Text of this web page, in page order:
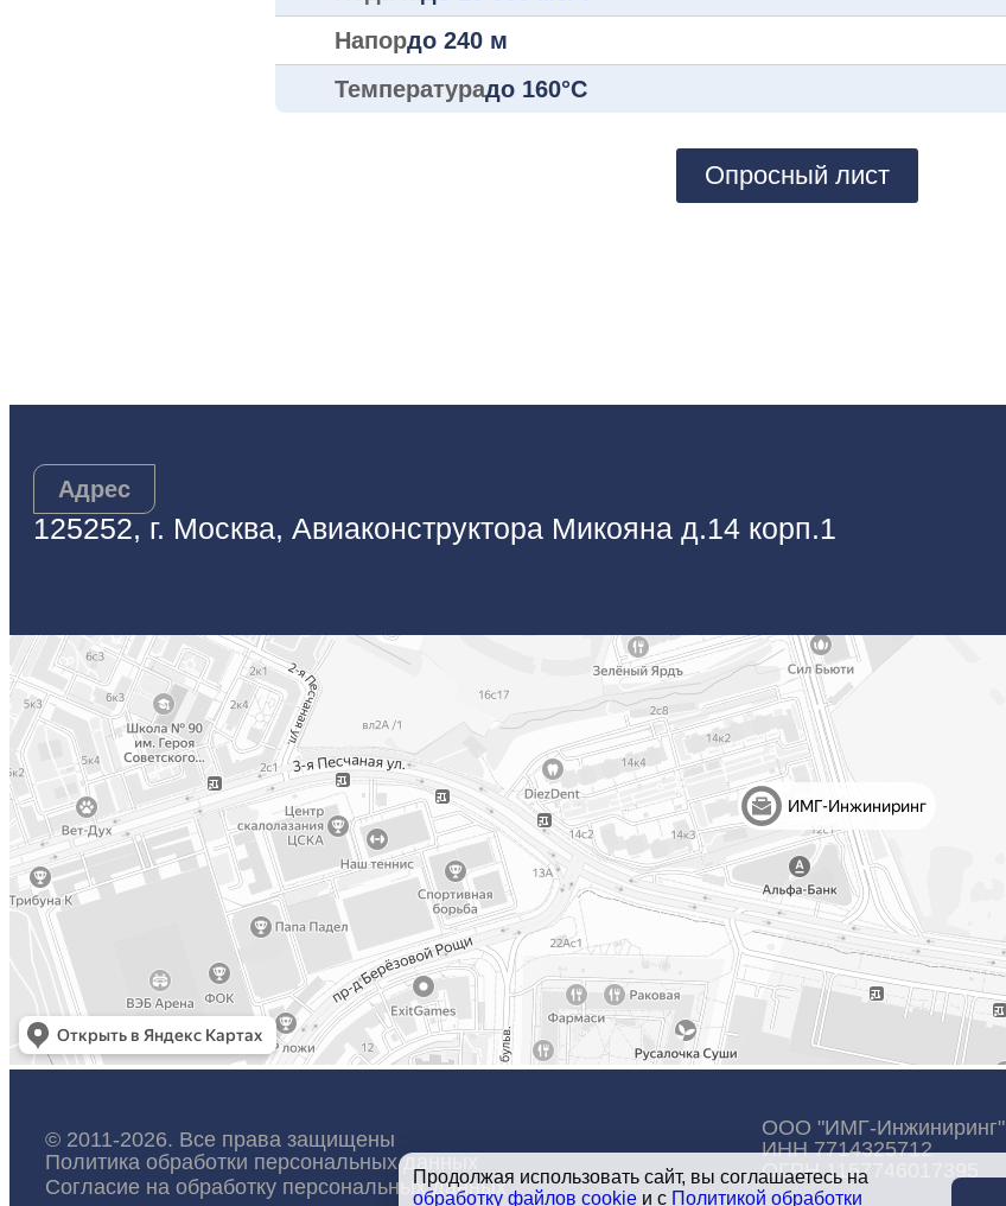
Напордо 240 м
Температурадо 160°C
Опросный лист
Адрес
125252, г. Москва, Авиаконструктора Микояна д.14 корп.1
© 2011-2026. Все права защищены
Политика обработки персональных данных
Согласие на обработку персональных данных
ООО "ИМГ-Инжиниринг"
ИНН 7714325712
ОГРН 1157746017395
Продолжая использовать сайт, вы соглашаетесь на
обработку файлов cookie и c Политикой обработки